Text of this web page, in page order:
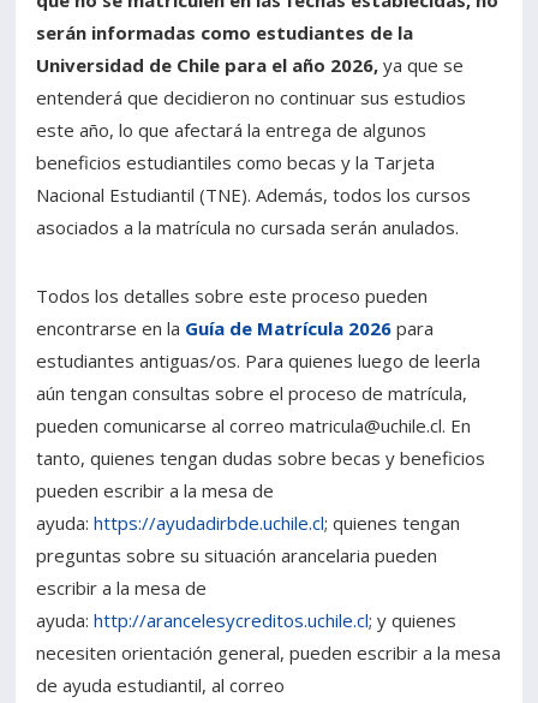
serán informadas como estudiantes de la
Universidad de Chile para el año 2026, ya que se
entenderá que decidieron no continuar sus estudios
este año, lo que afectará la entrega de algunos
beneficios estudiantiles como becas y la Tarjeta
Nacional Estudiantil (TNE). Además, todos los cursos
asociados a la matrícula no cursada serán anulados.
Todos los detalles sobre este proceso pueden
encontrarse en la Guía de Matrícula 2026 para
estudiantes antiguas/os. Para quienes luego de leerla
aún tengan consultas sobre el proceso de matrícula,
pueden comunicarse al correo matricula@uchile.cl. En
tanto, quienes tengan dudas sobre becas y beneficios
pueden escribir a la mesa de
ayuda:https://ayudadirbde.uchile.cl; quienes tengan
preguntas sobre su situación arancelaria pueden
escribir a la mesa de
ayuda:http://arancelesycreditos.uchile.cl; y quienes
necesiten orientación general, pueden escribir a la mesa
de ayuda estudiantil, al correo